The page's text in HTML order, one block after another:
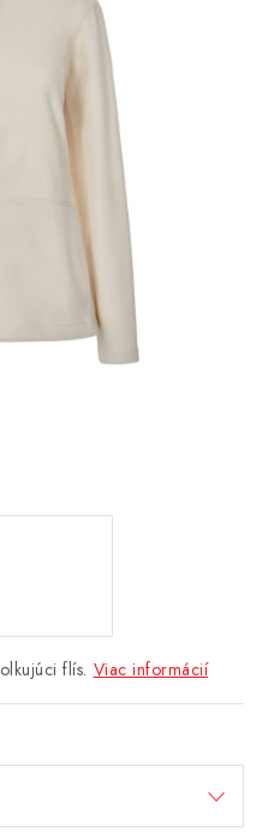
Pre firmy
Potlač lôg
Reklamačný poriadok
od zmluvy
osobných údajov
objednávka
flís. Viac informácií